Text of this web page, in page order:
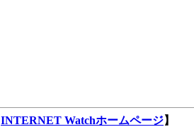
INTERNET Watchホームページ】